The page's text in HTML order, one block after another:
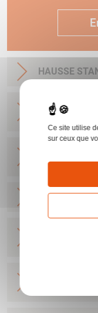
HAUSSE
HAUSSE
VURSAN
(STOEGER)
GUIDON
PISTOLET
Ce site utilise
sur ceux que